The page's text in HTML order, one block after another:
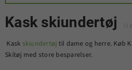
Kask skiundertøj (1
Kask skiundertøj til dame og herre. Køb
Skitøj med store besparelser.